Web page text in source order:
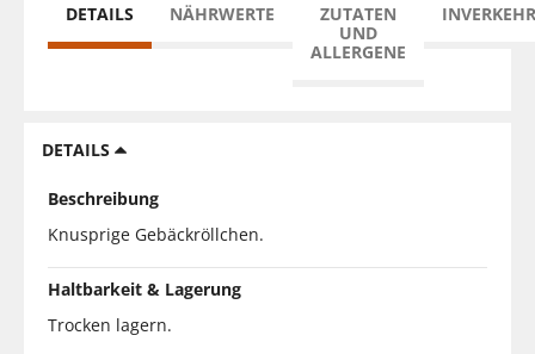
DETAILS NÄHRWERTE
ZUTATEN
UND
ALLERGENE
DETAILS
Beschreibung
Knusprige Gebäckröllchen.
Haltbarkeit & Lagerung
Trocken lagern.